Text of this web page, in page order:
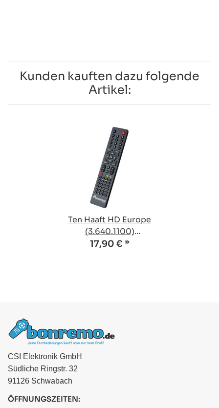
Kunden kauften dazu folgende
Artikel:
Ten Haaft HD Europe
(3.640.1100)
kompatible Ersatz
17,90 € *
CSI Elektronik GmbH
Südliche Ringstr. 32
91126 Schwabach
ÖFFNUNGSZEITEN: